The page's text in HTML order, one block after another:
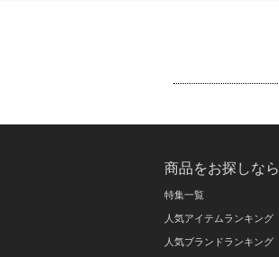
商品をお探しなら
特集一覧
人気アイテムランキング
人気ブランドランキング